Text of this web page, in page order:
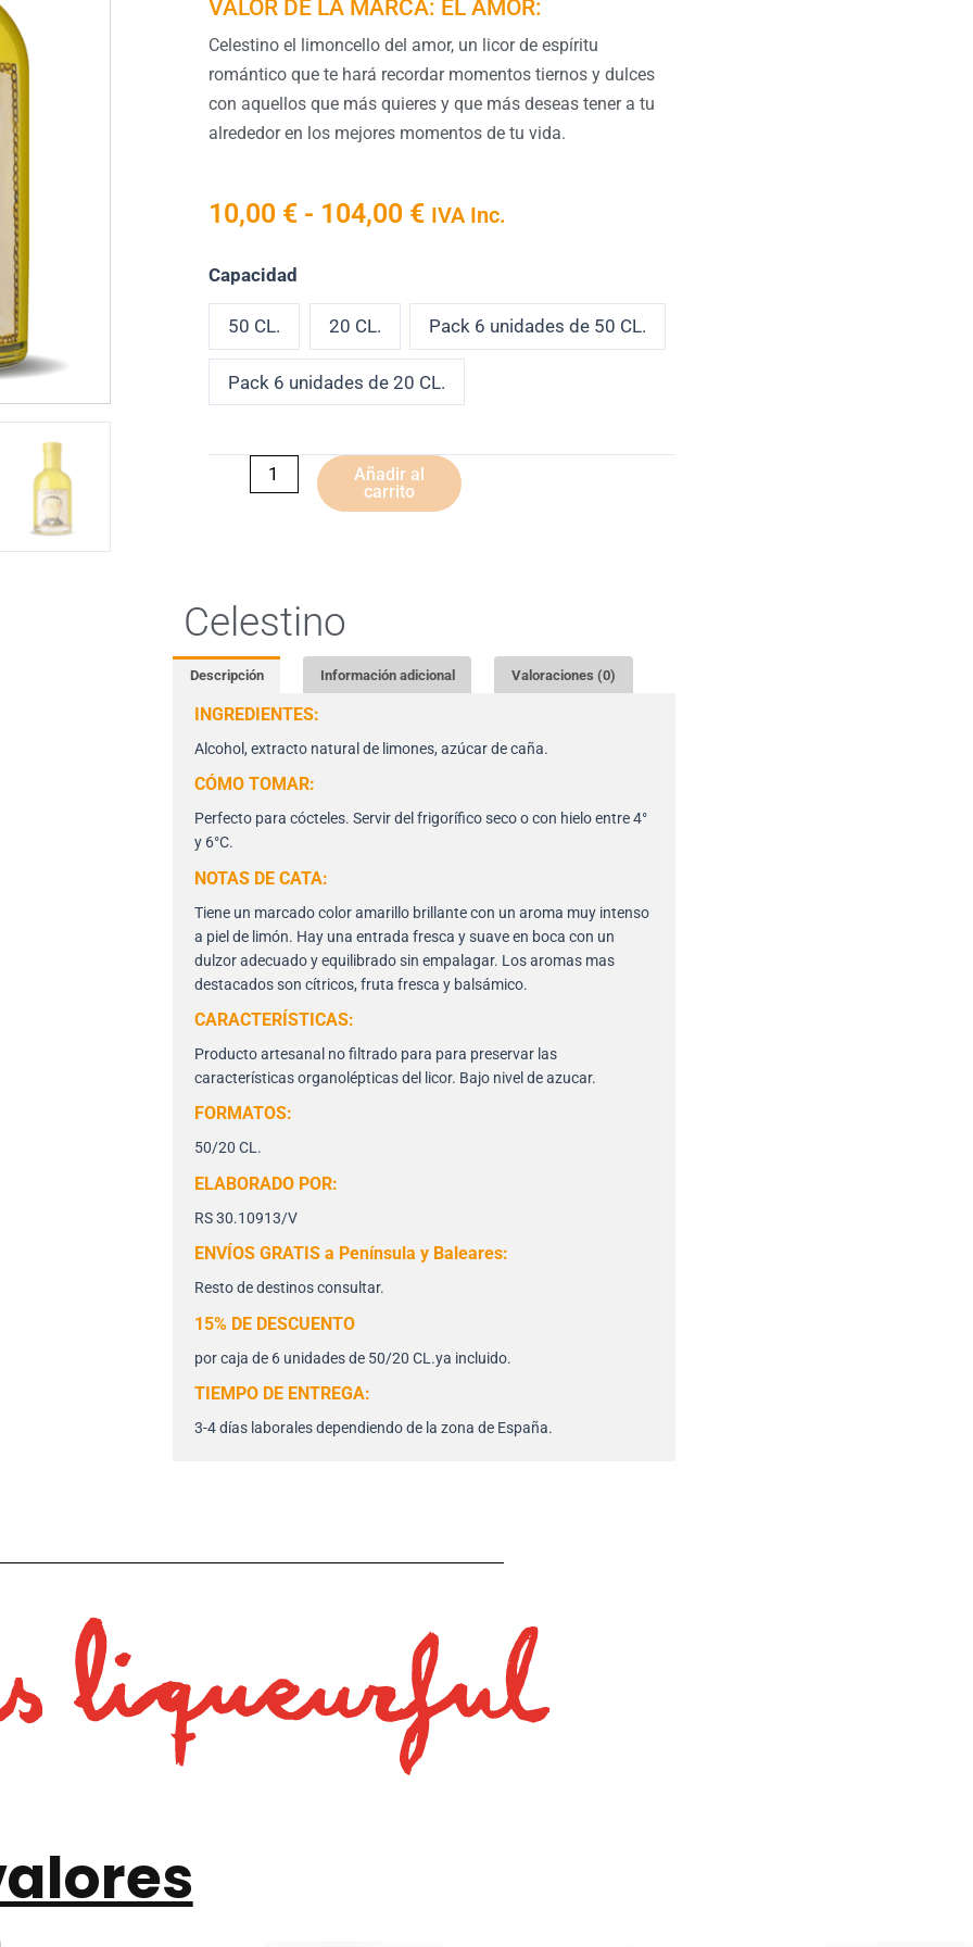
VALOR DE LA MARCA: EL AMOR:
Celestino el limoncello del amor, un licor de espíritu
romántico que te hará recordar momentos tiernos y dulces
con aquellos que más quieres y que más deseas tener a tu
alrededor en los mejores momentos de tu vida.
10,00 € - 104,00 €Rango
10,00 €
hasta
104,00 €
IVA Inc.
Capacidad
50 CL. 20 CL. Pack 6 unidades de 50 CL.
Pack 6 unidades de 20 CL.
Celestino
Añadir al
carrito
Celestino
Descripción Información adicional Valoraciones (0)
INGREDIENTES:
Alcohol, extracto natural de limones, azúcar de caña.
CÓMO TOMAR:
Perfecto para cócteles. Servir del frigorífico seco o con hielo entre 4°
y 6°C.
NOTAS DE CATA:
Tiene un marcado color amarillo brillante con un aroma muy intenso
a piel de limón. Hay una entrada fresca y suave en boca con un
dulzor adecuado y equilibrado sin empalagar. Los aromas mas
destacados son cítricos, fruta fresca y balsámico.
CARACTERÍSTICAS:
Producto artesanal no filtrado para para preservar las
características organolépticas del licor. Bajo nivel de azucar.
FORMATOS:
50/20 CL.
ELABORADO POR:
RS 30.10913/V
ENVÍOS GRATIS a Península y Baleares:
Resto de destinos consultar.
15% DE DESCUENTO
por caja de 6 unidades de 50/20 CL.ya incluido.
TIEMPO DE ENTREGA:
3-4 días laborales dependiendo de la zona de España.